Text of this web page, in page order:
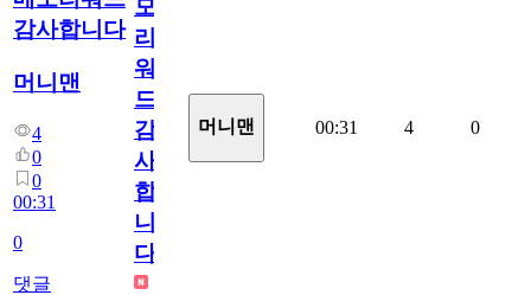
감사합니다
머니맨
4
0
0
00:31
0
댓글
모
리
워
드
감
사
합
니
다
머니맨 00:31 4 0